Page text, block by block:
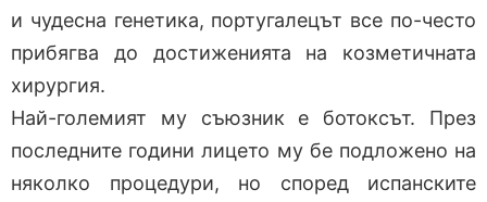
и чудесна генетика, португалецът все по-често
прибягва до достиженията на козметичната
хирургия.
Най-големият му съюзник е ботоксът. През
последните години лицето му бе подложено на
няколко процедури, но според испанските